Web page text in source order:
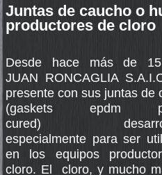
Juntas de caucho o
productores de cloro
Desde hace más de
JUAN RONCAGLIA
presente con sus juntas de
(gaskets epdm
cured)
especialmente para ser
en los equipos
cloro. El cloro, y mucho